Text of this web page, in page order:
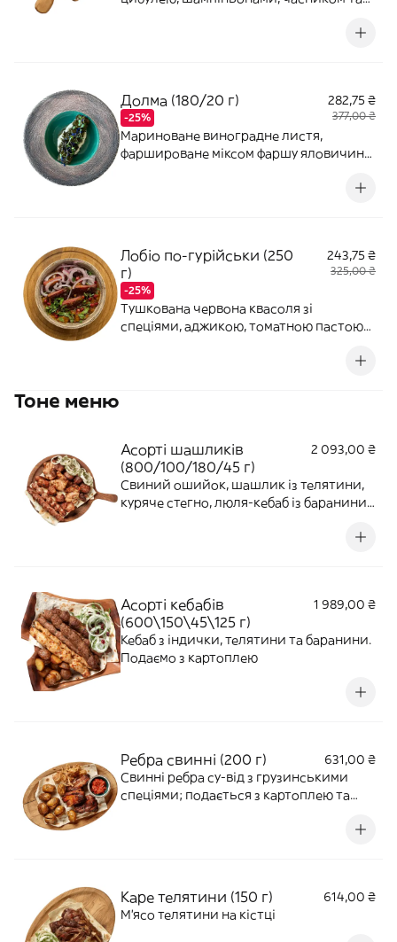
Долма (180/20 г)
-25%
282,75 ₴
377,00 ₴
Мариноване виноградне листя,
фаршироване міксом фаршу яловичини
Лобіо по-гурійськи (250
г)
-25%
243,75 ₴
325,00 ₴
Тушкована червона квасоля зі
спеціями, аджикою, томатною пастою
ребрами зі свинини, зернами гранату,
Тоне меню
Асорті шашликів
(800/100/180/45 г)
2 093,00 ₴
Свиний ошийок, шашлик із телятини,
куряче стегно, люля-кебаб із баранини;
Асорті кебабів
(600\150\45\125 г)
1 989,00 ₴
Кебаб з індички, телятини та баранини.
Подаємо з картоплею
Ребра свинні (200 г)
631,00 ₴
Свинні ребра су-від з грузинськими
спеціями; подається з картоплею та
Каре телятини (150 г)
614,00 ₴
М'ясо телятини на кістці